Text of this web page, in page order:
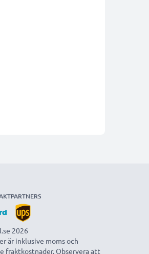
2026
är inklusive moms och
fraktkostnader. Observera att